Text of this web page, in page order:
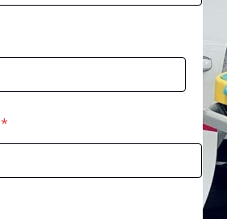
*
*